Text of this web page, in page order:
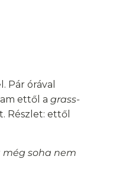
Pár órával
ettől agrass-
Részlet: ettől
még soha nem